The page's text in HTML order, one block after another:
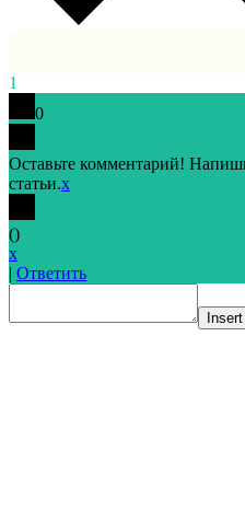
1
0
Оставьте комментарий!
статьи.x
()
x
| Ответить
Insert